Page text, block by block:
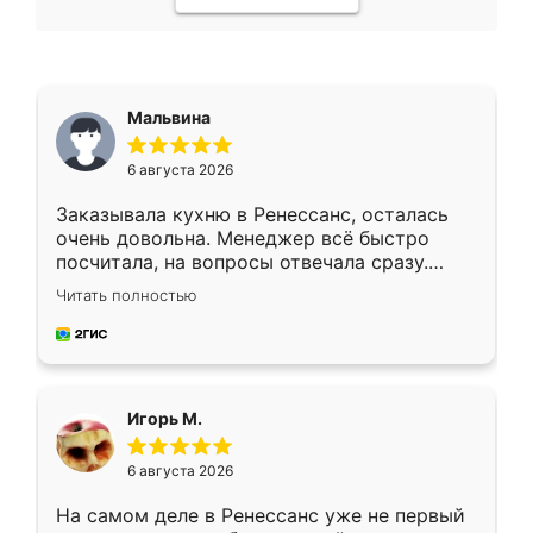
Мальвина
6 августа 2026
Заказывала кухню в Ренессанс, осталась
очень довольна. Менеджер всё быстро
посчитала, на вопросы отвечала сразу.
Замерщик приехал в субботу, подошёл к
делу со всей ответственностью. Собрали
за день, ребята работали аккуратно, даже
Читать полностью
Игорь М.
6 августа 2026
На самом деле в Ренессанс уже не первый